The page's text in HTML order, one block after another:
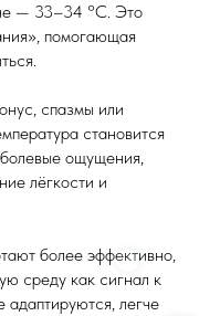
— 33–34 °C. Это
помогающая
спазмы или
становится
ощущения,
лёгкости и
более эффективно,
среду как сигнал к
легче